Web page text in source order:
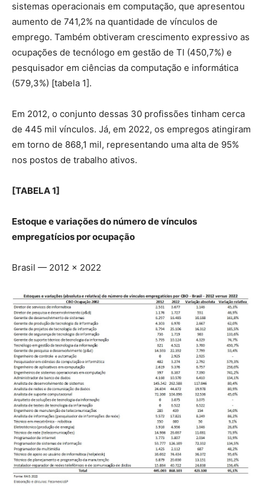
sistemas operacionais em computação, que apresentou
aumento de 741,2% na quantidade de vínculos de
emprego. Também obtiveram crescimento expressivo as
ocupações de tecnólogo em gestão de TI (450,7%) e
pesquisador em ciências da computação e informática
(579,3%) [tabela 1].
Em 2012, o conjunto dessas 30 profissões tinham cerca
de 445 mil vínculos. Já, em 2022, os empregos atingiram
em torno de 868,1 mil, representando uma alta de 95%
nos postos de trabalho ativos.
[TABELA 1]
Estoque e variações do número de vínculos
empregatícios por ocupação
Brasil — 2012 × 2022